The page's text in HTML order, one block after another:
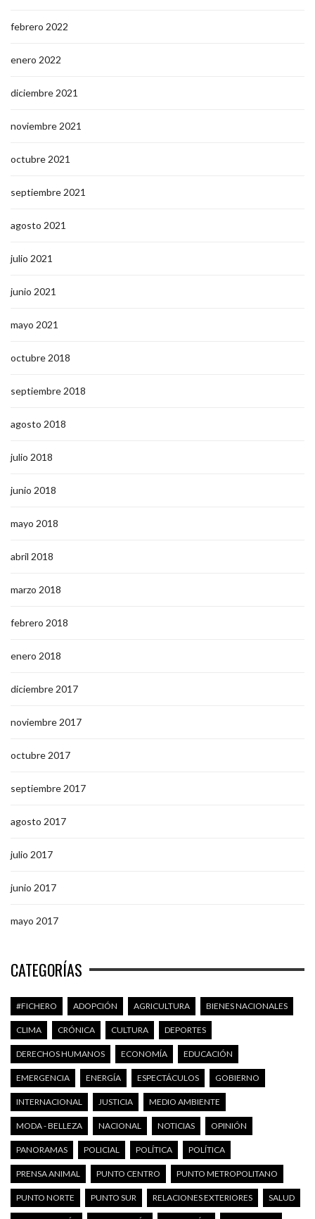
febrero 2022
enero 2022
diciembre 2021
noviembre 2021
octubre 2021
septiembre 2021
agosto 2021
julio 2021
junio 2021
mayo 2021
octubre 2018
septiembre 2018
agosto 2018
julio 2018
junio 2018
mayo 2018
abril 2018
marzo 2018
febrero 2018
enero 2018
diciembre 2017
noviembre 2017
octubre 2017
septiembre 2017
agosto 2017
julio 2017
junio 2017
mayo 2017
CATEGORÍAS
#FICHERO ADOPCIÓN AGRICULTURA BIENES NACIONALES
CLIMA CRÓNICA CULTURA DEPORTES
DERECHOS HUMANOS ECONOMÍA EDUCACIÓN
EMERGENCIA ENERGÍA ESPECTÁCULOS GOBIERNO
INTERNACIONAL JUSTICIA MEDIO AMBIENTE
MODA - BELLEZA NACIONAL NOTICIAS OPINIÓN
PANORAMAS POLICIAL POLÍTICA POLÍTICA
PRENSA ANIMAL PUNTO CENTRO PUNTO METROPOLITANO
PUNTO NORTE PUNTO SUR RELACIONES EXTERIORES SALUD